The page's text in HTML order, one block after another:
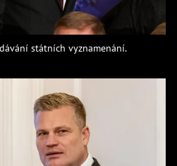
státních vyznamenání.